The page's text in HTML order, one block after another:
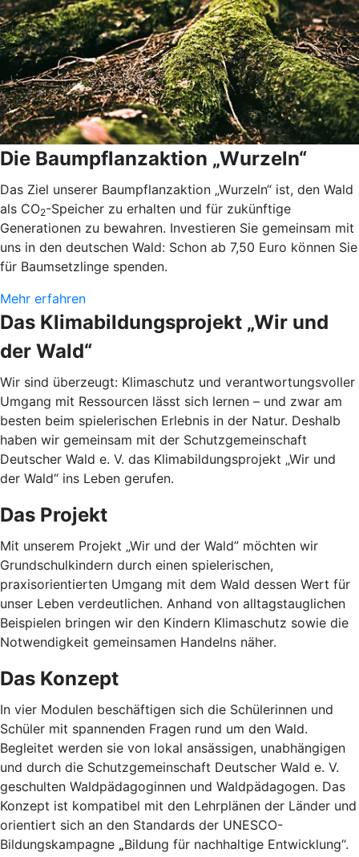
Die Baumpflanzaktion „Wurzeln“
Das Ziel unserer Baumpflanzaktion „Wurzeln“ ist, den Wald
als CO2-Speicher zu erhalten und für zukünftige
Generationen zu bewahren. Investieren Sie gemeinsam mit
uns in den deutschen Wald: Schon ab 7,50 Euro können Sie
für Baumsetzlinge spenden.
Mehr erfahren
Das Klimabildungsprojekt „Wir und
der Wald“
Wir sind überzeugt: Klimaschutz und verantwortungsvoller
Umgang mit Ressourcen lässt sich lernen – und zwar am
besten beim spielerischen Erlebnis in der Natur. Deshalb
haben wir gemeinsam mit der Schutzgemeinschaft
Deutscher Wald e. V. das Klimabildungsprojekt „Wir und
der Wald“ ins Leben gerufen.
Das Projekt
Mit unserem Projekt „Wir und der Wald” möchten wir
Grundschulkindern durch einen spielerischen,
praxisorientierten Umgang mit dem Wald dessen Wert für
unser Leben verdeutlichen. Anhand von alltagstauglichen
Beispielen bringen wir den Kindern Klimaschutz sowie die
Notwendigkeit gemeinsamen Handelns näher.
Das Konzept
In vier Modulen beschäftigen sich die Schülerinnen und
Schüler mit spannenden Fragen rund um den Wald.
Begleitet werden sie von lokal ansässigen, unabhängigen
und durch die Schutzgemeinschaft Deutscher Wald e. V.
geschulten Waldpädagoginnen und Waldpädagogen. Das
Konzept ist kompatibel mit den Lehrplänen der Länder und
orientiert sich an den Standards der UNESCO-
Bildungskampagne „Bildung für nachhaltige Entwicklung“.